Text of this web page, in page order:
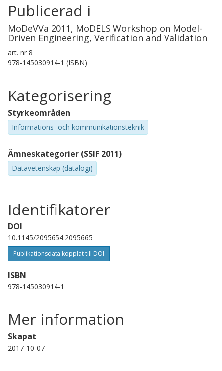
Publicerad i
MoDeVVa 2011, MoDELS Workshop on Model-
Driven Engineering, Verification and Validation
art. nr 8
978-145030914-1 (ISBN)
Kategorisering
Styrkeområden
Informations- och kommunikationsteknik
Ämneskategorier (SSIF 2011)
Datavetenskap (datalogi)
Identifikatorer
DOI
10.1145/2095654.2095665
Publikationsdata kopplat till DOI
ISBN
978-145030914-1
Mer information
Skapat
2017-10-07